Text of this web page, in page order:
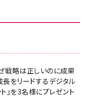
戦略は正しいのに成果
をリードするデジタル
』を3名様にプレゼント